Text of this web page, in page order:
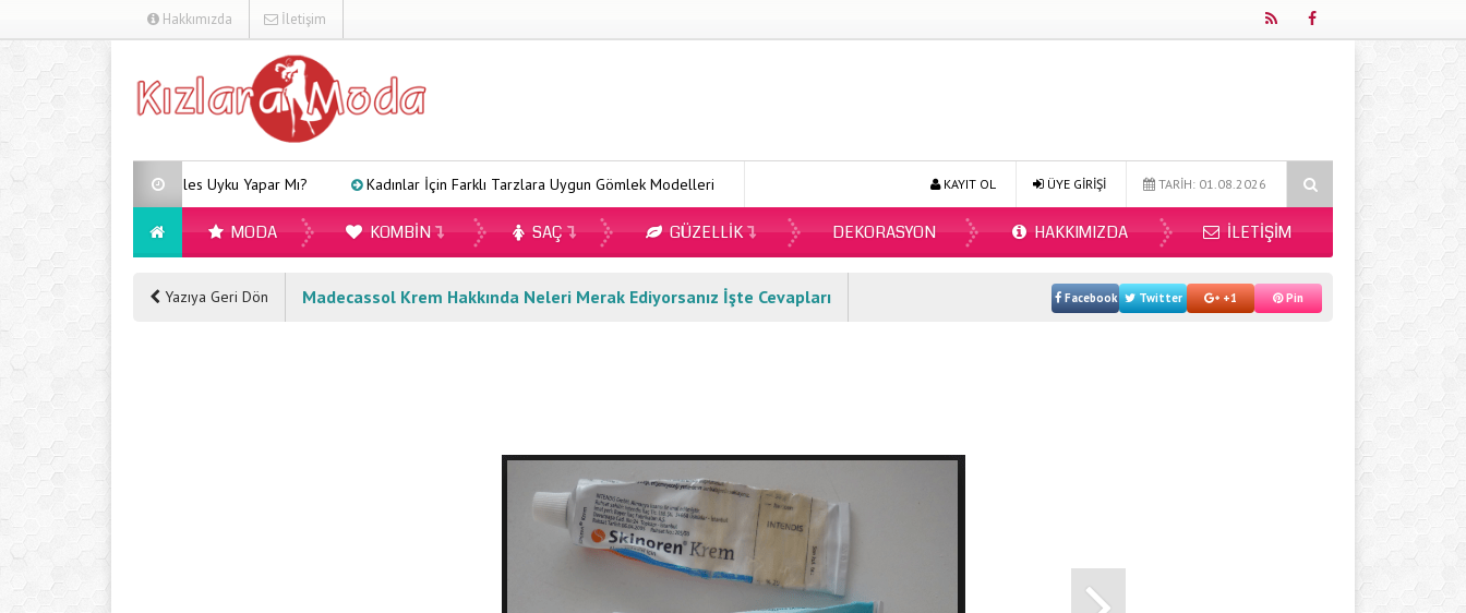
Hakkımızda İletişim
Arveles Uyku Yapar Mı? Kadınlar İçin Farklı Tarzlara Uygun Gömlek Modelleri Ecopirin Reçetesiz Alınır Mı 2026? Online Diyetisyen ile Sağlıklı Beslenmenin Yeni Adresi: Fitdiyet.net
TARİH: 01.08.2026
ÜYE GİRİŞİ
KAYIT OL
MODA KOMBIN SAÇ GÜZELLIK DEKORASYON HAKKIMIZDA İLETIŞIM
Yazıya Geri Dön Madecassol Krem Hakkında Neleri Merak Ediyorsanız İşte Cevapları Facebook Twitter +1 Pin